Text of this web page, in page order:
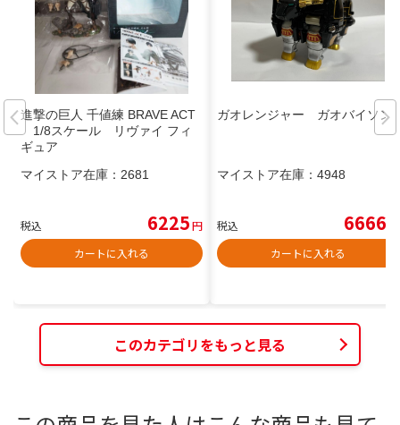
進撃の巨人 千値練 BRAVE ACT
1/8スケール リヴァイ フィ
ギュア
マイストア在庫： 2681
税込 6225円
カートに入れる
ガオレンジャー ガオバイソン
マイストア在庫： 4948
税込 6666
カートに入れる
このカテゴリをもっと見る